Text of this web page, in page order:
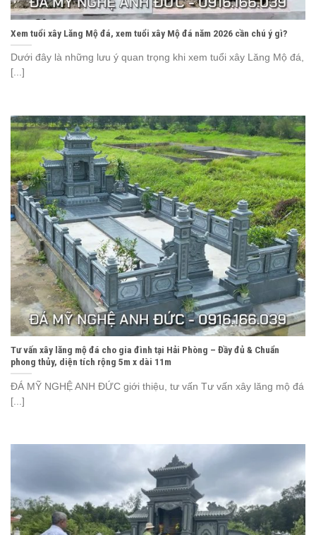
Xem tuổi xây Lăng Mộ đá, xem tuổi xây Mộ đá năm 2026 cần chú ý gì?
Dưới đây là những lưu ý quan trọng khi xem tuổi xây Lăng Mộ đá,
[...]
Tư vấn xây lăng mộ đá cho gia đình tại Hải Phòng – Đầy đủ & Chuẩn
phong thủy, diện tích rộng 5m x dài 11m
ĐÁ MỸ NGHỆ ANH ĐỨC giới thiệu, tư vấn Tư vấn xây lăng mộ đá
[...]